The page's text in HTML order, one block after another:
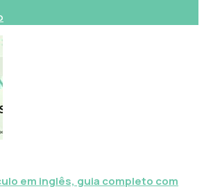
em inglês, guia completo com